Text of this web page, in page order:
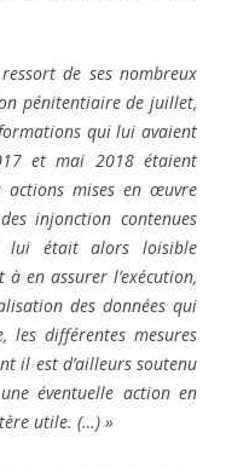
de ses nombreux
pénitentiaire de juillet,
qui lui avaient
et mai 2018 étaient
mises en œuvre
injonction contenues
lui était alors loisible
en assurer l’exécution,
des données qui
les différentes mesures
il est d’ailleurs soutenu
éventuelle action en
utile. (…) »